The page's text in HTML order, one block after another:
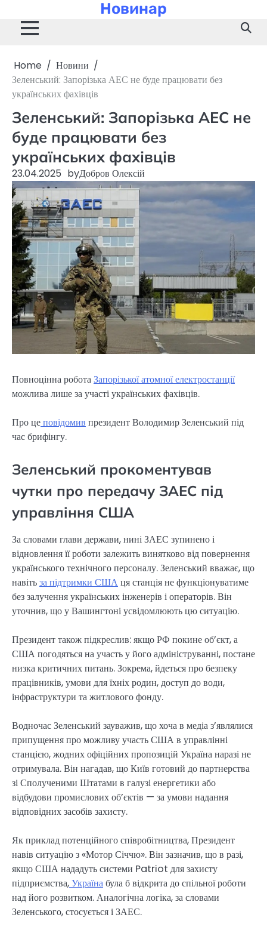
content
Новинар
Home
Новини
Зеленський: Запорізька АЕС не буде працювати без
українських фахівців
Зеленський: Запорізька АЕС не
буде працювати без
українських фахівців
23.04.2025 byДобров Олексій
Повноцінна роботаЗапорізької атомної електростанції
можлива лише за участі українських фахівців.
Про цеповідомив президент Володимир Зеленський під
час брифінгу.
Зеленський прокоментував
чутки про передачу ЗАЕС під
управління США
За словами глави держави, нині ЗАЕС зупинено і
відновлення її роботи залежить винятково від повернення
українського технічного персоналу. Зеленський вважає, що
навітьза підтримки СШАця станція не функціонуватиме
без залучення українських інженерів і операторів. Він
уточнив, що у Вашингтоні усвідомлюють цю ситуацію.
Президент також підкреслив: якщо РФ покине об’єкт, а
США погодяться на участь у його адмініструванні, постане
низка критичних питань. Зокрема, йдеться про безпеку
працівників, умови для їхніх родин, доступ до води,
інфраструктури та житлового фонду.
Водночас Зеленський зауважив, що хоча в медіа з’являлися
припущення про можливу участь США в управлінні
станцією, жодних офіційних пропозицій Україна наразі не
отримувала. Він нагадав, що Київ готовий до партнерства
зі Сполученими Штатами в галузі енергетики або
відбудови промислових об’єктів — за умови надання
відповідних засобів захисту.
Як приклад потенційного співробітництва, Президент
навів ситуацію з «Мотор Січчю». Він зазначив, що в разі,
якщо США нададуть системи Patriot для захисту
підприємства,Українабула б відкрита до спільної роботи
над його розвитком. Аналогічна логіка, за словами
Зеленського, стосується і ЗАЕС.